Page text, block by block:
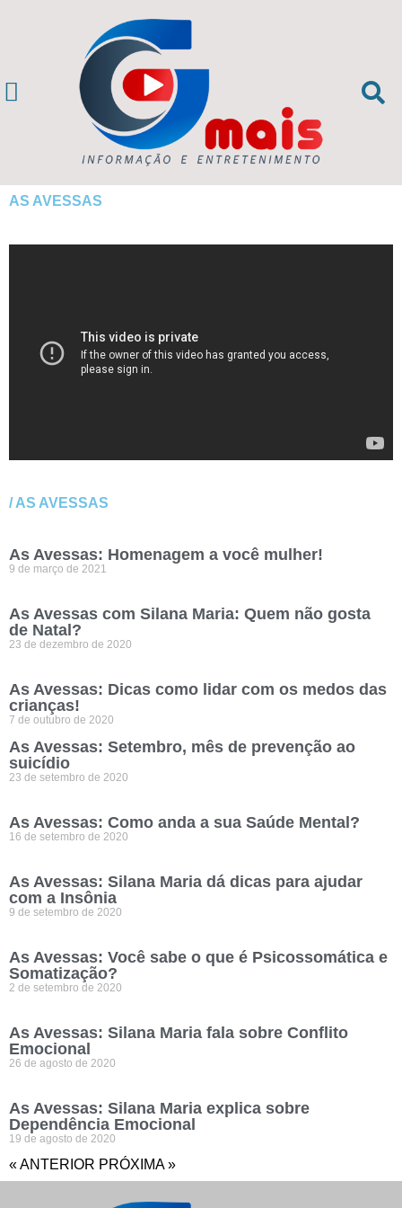
AS AVESSAS
/ AS AVESSAS
As Avessas: Homenagem a você mulher!
9 de março de 2021
As Avessas com Silana Maria: Quem não gosta
de Natal?
23 de dezembro de 2020
As Avessas: Dicas como lidar com os medos das
crianças!
7 de outubro de 2020
As Avessas: Setembro, mês de prevenção ao
suicídio
23 de setembro de 2020
As Avessas: Como anda a sua Saúde Mental?
16 de setembro de 2020
As Avessas: Silana Maria dá dicas para ajudar
com a Insônia
9 de setembro de 2020
As Avessas: Você sabe o que é Psicossomática e
Somatização?
2 de setembro de 2020
As Avessas: Silana Maria fala sobre Conflito
Emocional
26 de agosto de 2020
As Avessas: Silana Maria explica sobre
Dependência Emocional
19 de agosto de 2020
« ANTERIOR PRÓXIMA »